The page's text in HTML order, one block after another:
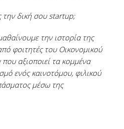
την δική σου startup;
την ιστορία της
φοιτητές του Οικονομικού
αξιοποιεί τα κομμένα
ενός καινοτόμου, φιλικού
μέσω της